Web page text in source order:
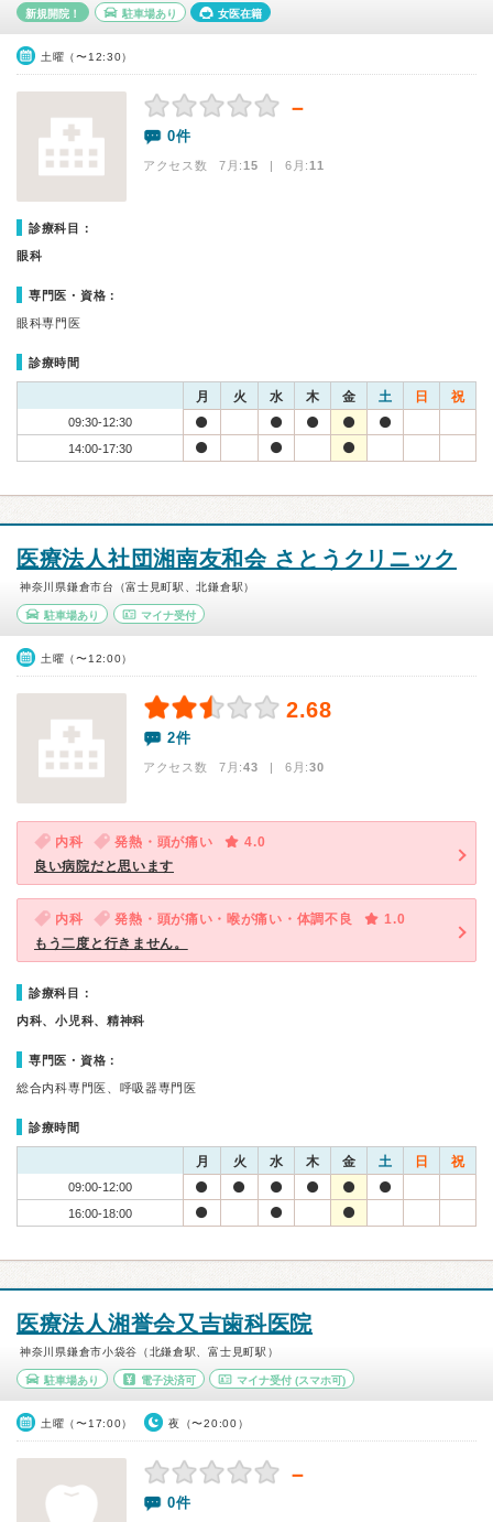
新規開院！ 駐車場あり 女医在籍
土曜（〜12:30）
－
0件
アクセス数 7月:15 | 6月:11
診療科目：
眼科
専門医・資格：
眼科専門医
診療時間
月 火 水 木 金 土 日 祝
09:30-12:30
14:00-17:30
医療法人社団湘南友和会 さとうクリニック
神奈川県鎌倉市台（富士見町駅、北鎌倉駅）
駐車場あり マイナ受付
土曜（〜12:00）
2.68
2件
アクセス数 7月:43 | 6月:30
内科 発熱・頭が痛い
4.0
良い病院だと思います
内科 発熱・頭が痛い・喉が痛い・体調不良
1.0
もう二度と行きません。
診療科目：
内科、小児科、精神科
専門医・資格：
総合内科専門医、呼吸器専門医
診療時間
月 火 水 木 金 土 日 祝
09:00-12:00
16:00-18:00
医療法人湘誉会又吉歯科医院
神奈川県鎌倉市小袋谷（北鎌倉駅、富士見町駅）
駐車場あり 電子決済可 マイナ受付 (スマホ可)
土曜（〜17:00） 夜（〜20:00）
－
0件